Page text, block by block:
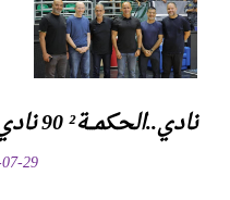
نادي..الحكمـــة² 90 نادي.الرياضـي² 78
29